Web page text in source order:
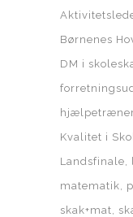
Børnenes
DM i
Kvalitet i
Landsfinale
matematik
skak+mat